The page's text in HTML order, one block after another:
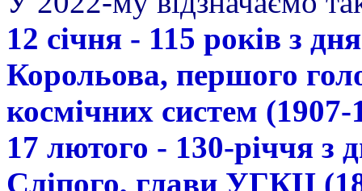
12 січня - 115 років з
Корольова, першого
космічних систем (1907-
17 лютого - 130-річчя з
Сліпого, глави УГКЦ